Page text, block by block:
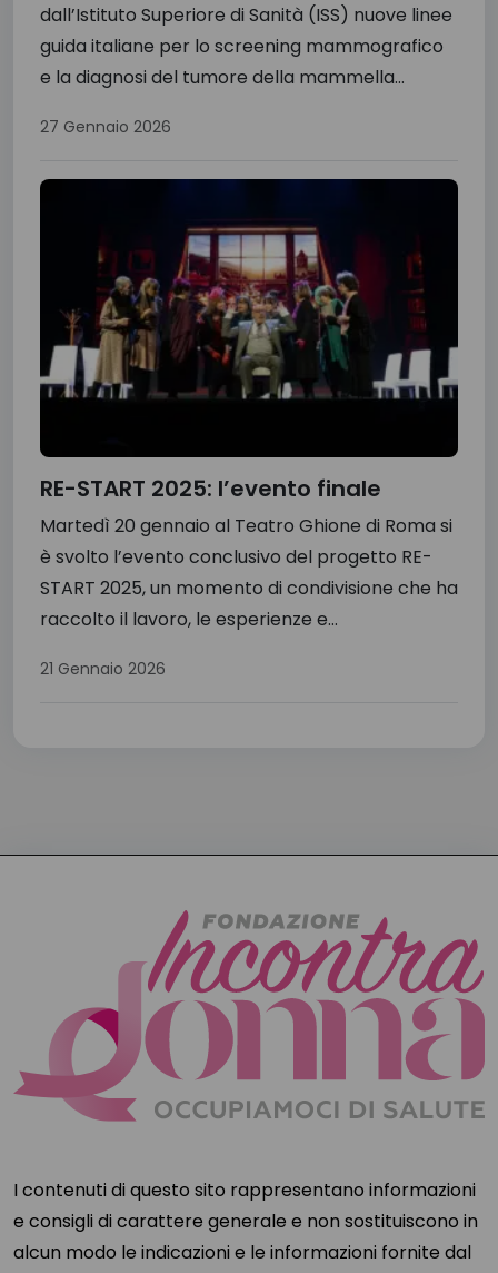
dall’Istituto Superiore di Sanità (ISS) nuove linee
guida italiane per lo screening mammografico
e la diagnosi del tumore della mammella...
27 Gennaio 2026
RE-START 2025: l’evento finale
Martedì 20 gennaio al Teatro Ghione di Roma si
è svolto l’evento conclusivo del progetto RE-
START 2025, un momento di condivisione che ha
raccolto il lavoro, le esperienze e...
21 Gennaio 2026
I contenuti di questo sito rappresentano informazioni
e consigli di carattere generale e non sostituiscono in
alcun modo le indicazioni e le informazioni fornite dal